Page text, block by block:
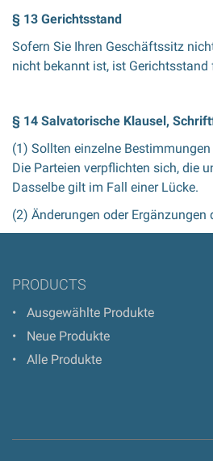
§ 13 Gerichtsstand
Sofern Sie Ihren Geschäftssitz
nicht bekannt ist, ist
§ 14 Salvatorische Klausel,
(1) Sollten einzelne
Die Parteien verpflichten sich, die
Dasselbe gilt im Fall einer Lücke.
(2) Änderungen oder
PRODUCTS
Ausgewählte Produkte
Neue Produkte
Alle Produkte